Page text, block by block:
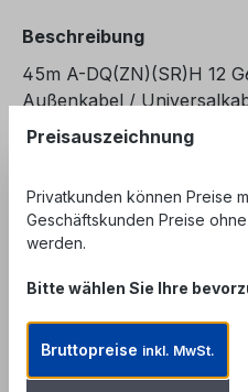
Beschreibung
45m A-DQ(ZN)(SR)H 12
Außenkabel /
Restposten - LWL Kabel
Produktgalerie überspringen
Similar Items
Preisauszeichnung
Privatkunden können Preise
Geschäftskunden Preise
werden.
Bitte wählen Sie Ihre
Bruttopreise inkl. MwSt.